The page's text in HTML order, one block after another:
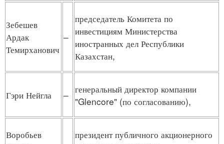
Зебешев
Ардак
Темирханович
–
председатель Комитета по
инвестициям Министерства
иностранных дел Республики
Казахстан,
Гэри Нейгла – генеральный директор компании
"Glencore" (по согласованию),
Воробьев
президент публичного акционерного